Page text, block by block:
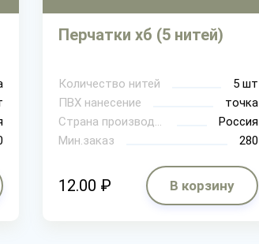
Перчатки хб (5 нитей)
Количество нитей
5 шт
ПВХ нанесение
точка
Страна производитель
Россия
Мин.заказ
280
12.00 ₽ В корзину